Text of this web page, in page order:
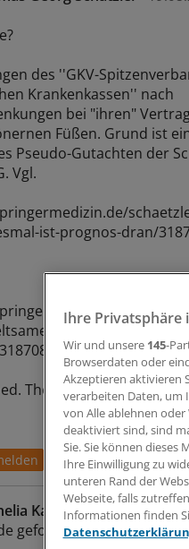
des ''GKV-
Krankenkassen'' nach
bei "ihren"
Füßen. Grund ist
Pseudo-Gutachten der
Vgl.
ist-prognos-dran/
zahlen-tollkuehne-
Thomas G. Schätzler,
Karopka 17.08.2012
gefordert
Ihre Privatsphäre
Wir und unsere 145-
Browserdaten oder
Akzeptieren aktivieren
verarbeiten Daten, um
von Alle ablehnen
deaktiviert sind, sind
Sie. Sie können dieses
Ihre Einwilligung zu
unteren Rand der
Webseite, falls
Informationen finden